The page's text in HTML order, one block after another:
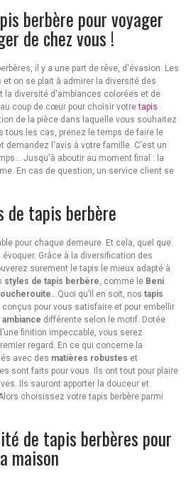
berbère pour voyager
de chez vous !
il y a une part de rêve, d'évasion. Les
on se plait à admirer la diversité des
la diversité d'ambiances colorées et de
coup de cœur pour choisir votretapis
de la pièce dans laquelle vous souhaitez
tous les cas, prenez le temps de faire le
demandez l'avis à votre famille. C'est un
Jusqu'à aboutir au moment final : la
En cas de question, un service client se
de tapis berbère
pour chaque demeure. Et cela, quel que
Grâce à la diversification des
surement le tapis le mieux adapté à
styles de tapis berbère , comme le Beni
...Quoi qu’il en soit, nos tapis
pour vous satisfaire et pour embellir
ambiance différente selon le motif. Dotée
finition impeccable, vous serez
regard. En ce qui concerne la
avec des matières robustes et
sont faits pour vous. Ils ont tout pour plaire
Ils sauront apporter la douceur et
choisissez votre tapis berbère parmi
de tapis berbères pour
maison